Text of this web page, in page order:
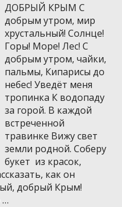
ДОБРЫЙ КРЫМ С
добрым утром, мир
хрустальный! Солнце!
Горы! Море! Лес! С
добрым утром, чайки,
пальмы, Кипарисы до
небес! Уведёт меня
тропинка К водопаду
за горой. В каждой
встреченной
травинке Вижу свет
земли родной. Соберу
букет из красок,
как он
добрый Крым!
…